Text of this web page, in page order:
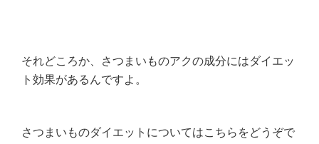
それどころか、さつまいものアクの成分にはダイエッ
ト効果があるんですよ。
さつまいものダイエットについてはこちらをどうぞで